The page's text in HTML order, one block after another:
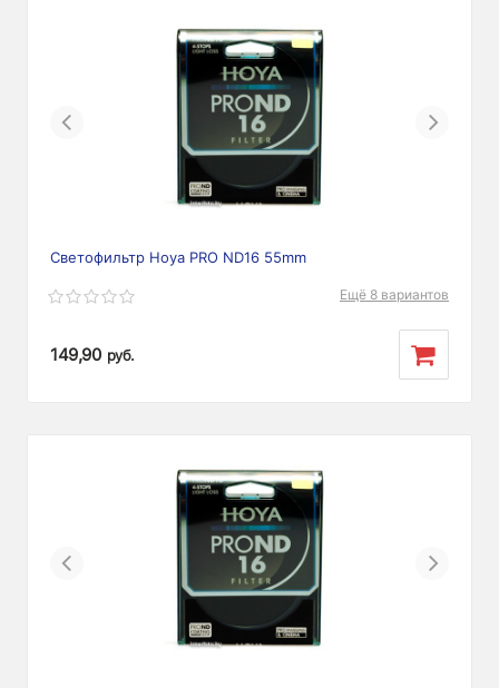
Previous Next
Светофильтр Hoya PRO ND16 55mm
Ещё 8 вариантов
149,90 руб.
Previous Next